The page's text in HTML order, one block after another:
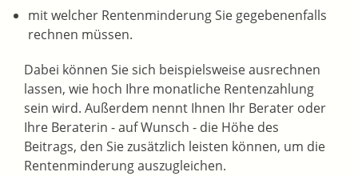
mit welcher Rentenminderung Sie gegebenenfalls
rechnen müssen.
Dabei können Sie sich beispielsweise ausrechnen
lassen, wie hoch Ihre monatliche Rentenzahlung
sein wird. Außerdem nennt Ihnen Ihr Berater oder
Ihre Beraterin - auf Wunsch - die Höhe des
Beitrags, den Sie zusätzlich leisten können, um die
Rentenminderung auszugleichen.